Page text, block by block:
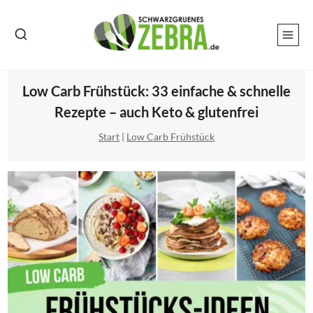
Inhalt
Low Carb Frühstück: 33 einfache & schnelle
Rezepte – auch Keto & glutenfrei
Start | Low Carb Frühstück